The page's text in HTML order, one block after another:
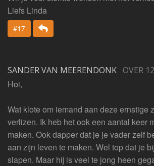
Liefs Linda
#17 Beantwoorden
SANDER VAN MEERENDONK OVER
Hoi,
Wat klote om iemand aan deze ernstige
verlizen. Ik heb het ook een aantal keer
maken. Ook dapper dat je je vader zelf
aan zijn leven te maken. Wel top dat je
slapen. Maar hij is veel te jong heen